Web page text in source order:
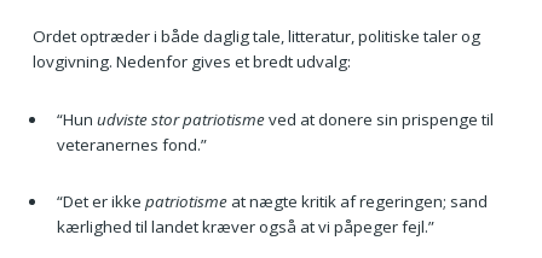
Ordet optræder i både daglig tale, litteratur, politiske taler og
lovgivning. Nedenfor gives et bredt udvalg:
“Hun udviste stor patriotismeved at donere sin prispenge til
veteranernes fond.”
“Det er ikke patriotismeat nægte kritik af regeringen; sand
kærlighed til landet kræver også at vi påpeger fejl.”